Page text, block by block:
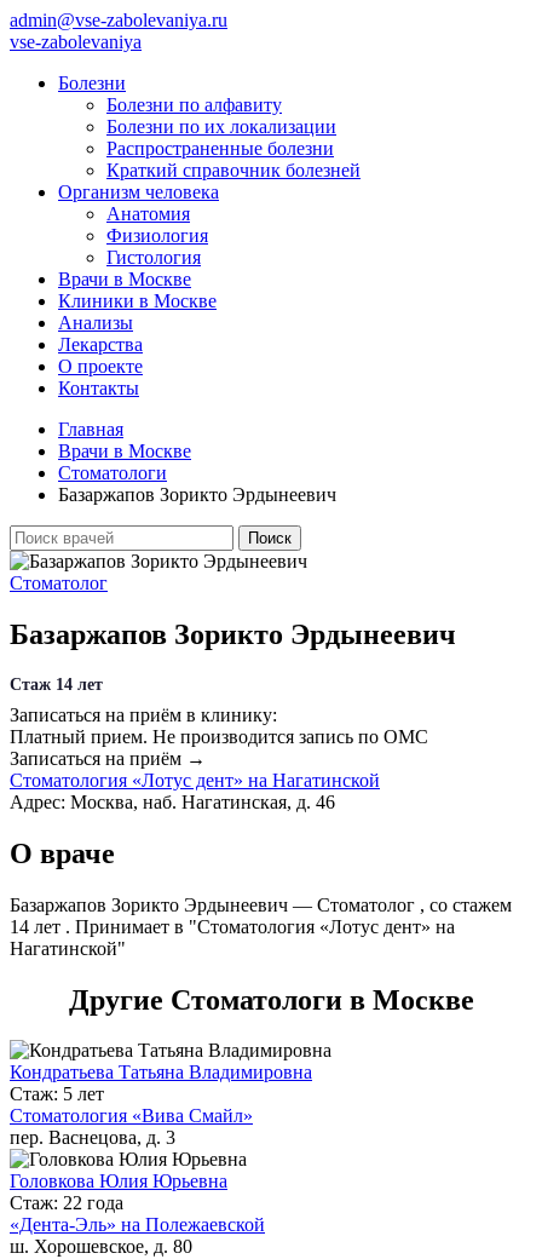
admin@vse-zabolevaniya.ru
vse-zabolevaniya
Болезни
Болезни по алфавиту
Болезни по их локализации
Распространенные болезни
Краткий справочник болезней
Организм человека
Анатомия
Физиология
Гистология
Врачи в Москве
Клиники в Москве
Анализы
Лекарства
О проекте
Контакты
Главная
Врачи в Москве
Стоматологи
Базаржапов Зорикто Эрдынеевич
Стоматолог
Базаржапов Зорикто Эрдынеевич
Стаж 14 лет
Записаться на приём в клинику:
Платный прием. Не производится запись по ОМС
Записаться на приём →
Стоматология «Лотус дент» на Нагатинской
Адрес: Москва, наб. Нагатинская, д. 46
О враче
Базаржапов Зорикто Эрдынеевич — Стоматолог , со стажем
14 лет . Принимает в "Стоматология «Лотус дент» на
Нагатинской"
Другие Стоматологи в Москве
Кондратьева Татьяна Владимировна
Стаж: 5 лет
Стоматология «Вива Смайл»
пер. Васнецова, д. 3
Головкова Юлия Юрьевна
Стаж: 22 года
«Дента-Эль» на Полежаевской
ш. Хорошевское, д. 80